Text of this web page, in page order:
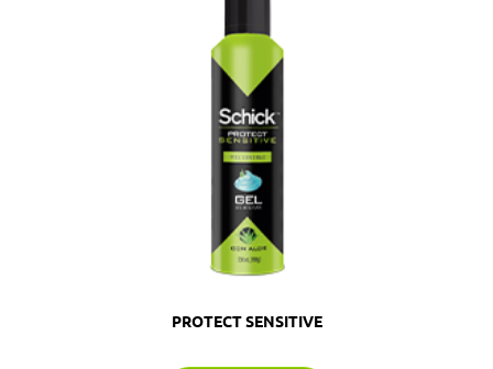
PROTECT SENSITIVE